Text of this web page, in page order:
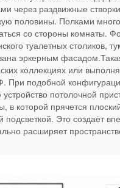
через раздвижные
половины. Полками
со стороны комнаты.
туалетных столиков,
эркерным
коллекциях или
При подобной
потолочной
в которой прячется
подсветкой. Это создаёт
расширяет